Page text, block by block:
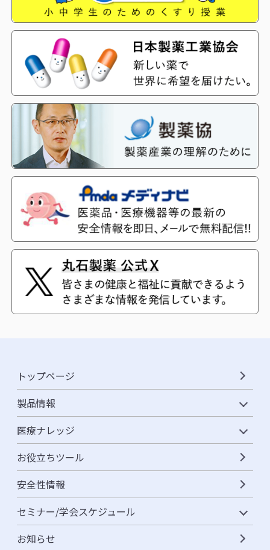
トップページ
製品情報
医療ナレッジ
お役立ちツール
安全性情報
セミナー/学会スケジュール
お知らせ